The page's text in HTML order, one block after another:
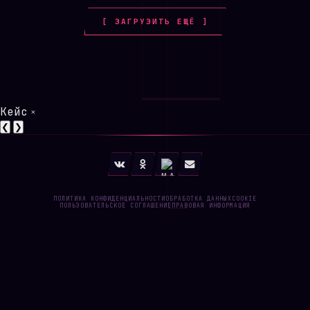
[ ЗАГРУЗИТЬ ЕЩЁ ]
Кейс ×
❮ ❯
ПОЛИТИКА КОНФИДЕНЦИАЛЬНОСТИ ОБРАБОТКА ДАННЫХ COOKIE
ПОЛЬЗОВАТЕЛЬСКОЕ СОГЛАШЕНИЕ ПРАВОВАЯ ИНФОРМАЦИЯ